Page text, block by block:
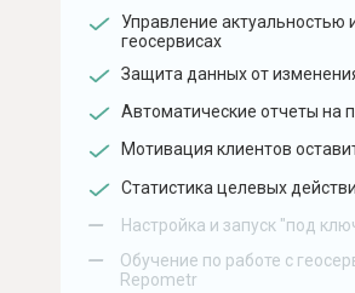
Управление
геосервисах
Защита данных от
Автоматические отчеты на
Мотивация клиентов
Статистика целевых
– Настройка и запуск "под
–
Обучение по работе с
Repometr